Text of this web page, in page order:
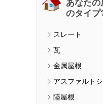
あなたの
のタイプ
スレート
瓦
金属屋根
アスファルト
陸屋根